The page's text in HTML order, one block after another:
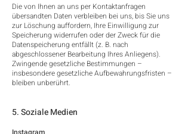
Die von Ihnen an uns per Kontaktanfragen
übersandten Daten verbleiben bei uns, bis Sie uns
zur Löschung auffordern, Ihre Einwilligung zur
Speicherung widerrufen oder der Zweck für die
Datenspeicherung entfällt (z. B. nach
abgeschlossener Bearbeitung Ihres Anliegens).
Zwingende gesetzliche Bestimmungen –
insbesondere gesetzliche Aufbewahrungsfristen –
bleiben unberührt.
5. Soziale Medien